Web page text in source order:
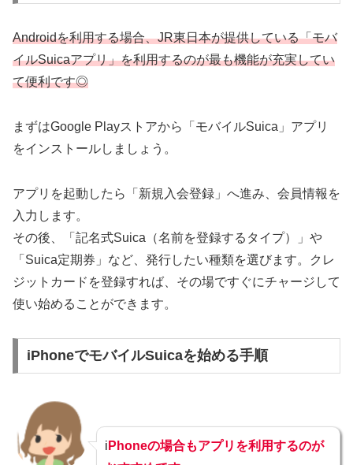
Androidを利用する場合、JR東日本が提供している「モバ
イルSuicaアプリ」を利用するのが最も機能が充実してい
て便利です◎
まずはGoogle Playストアから「モバイルSuica」アプリ
をインストールしましょう。
アプリを起動したら「新規入会登録」へ進み、会員情報を
入力します。
その後、「記名式Suica（名前を登録するタイプ）」や
「Suica定期券」など、発行したい種類を選びます。クレ
ジットカードを登録すれば、その場ですぐにチャージして
使い始めることができます。
iPhoneでモバイルSuicaを始める手順
i Phoneの場合もアプリを利用するのが